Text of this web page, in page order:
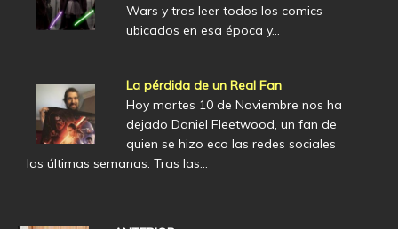
Wars y tras leer todos los comics
ubicados en esa época y…
La pérdida de un Real Fan
Hoy martes 10 de Noviembre nos ha
dejado Daniel Fleetwood, un fan de
quien se hizo eco las redes sociales
las últimas semanas. Tras las…